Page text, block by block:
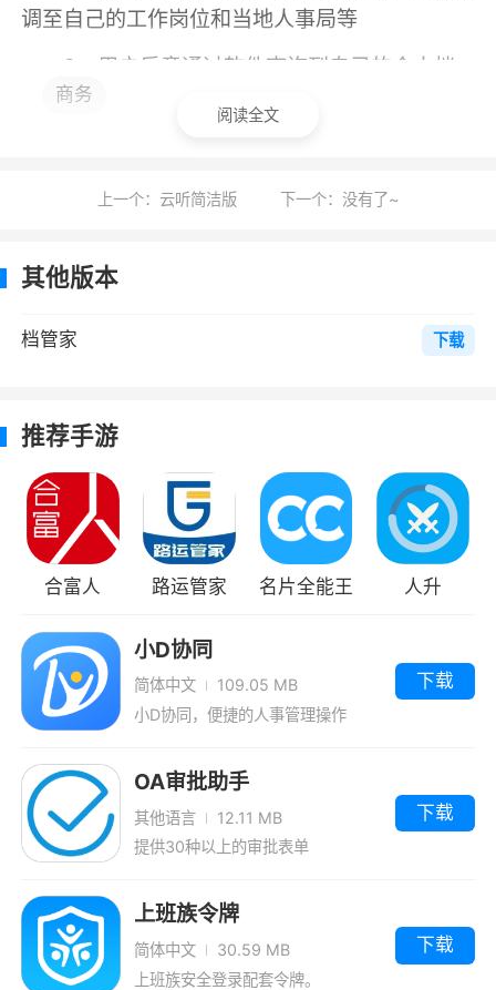
调至自己的工作岗位和当地人事局等
2、用户乐意通过软件查询到自己的个人档
案，还可以使用手机办理相关的档案管业务哦，
新的首页，助你一步找到所需业务；
更新了档案课堂，有什么不会的直接看吧；
修复了已知bug。
商务
阅读全文
上一个：云听简洁版 下一个：没有了~
其他版本
档管家 下载
推荐手游
合富人 路运管家 名片全能王 人升
小D协同
简体中文
109.05 MB
小D协同，便捷的人事管理操作
下载
OA审批助手
其他语言
12.11 MB
提供30种以上的审批表单
下载
上班族令牌
简体中文
30.59 MB
上班族安全登录配套令牌。
下载